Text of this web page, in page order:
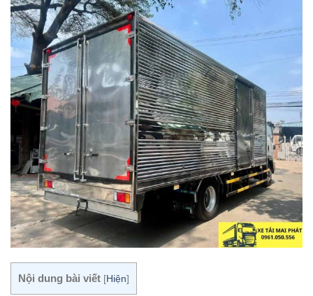
Nội dung bài viết [Hiện]